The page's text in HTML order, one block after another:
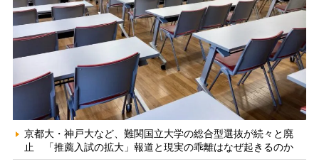
京都大・神戸大など、難関国立大学の総合型選抜が続々と廃
止 「推薦入試の拡大」報道と現実の乖離はなぜ起きるのか